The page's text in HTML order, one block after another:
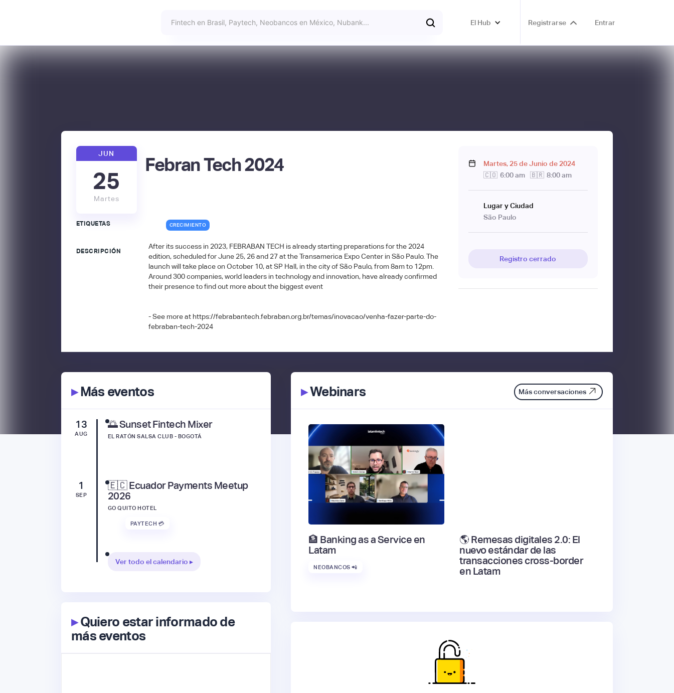
El Hub Registrarse Entrar
JUN
25
Martes
Febran Tech 2024
ETIQUETAS CRECIMIENTO
DESCRIPCIÓN
After its success in 2023, FEBRABAN TECH is already starting preparations for the 2024
edition, scheduled for June 25, 26 and 27 at the Transamerica Expo Center in São Paulo. The
launch will take place on October 10, at SP Hall, in the city of São Paulo, from 8am to 12pm.
Around 300 companies, world leaders in technology and innovation, have already confirmed
their presence to find out more about the biggest event
- See more at https://febrabantech.febraban.org.br/temas/inovacao/venha-fazer-parte-do-
febraban-tech-2024
Martes, 25 de Junio de 2024
🇨🇴 6:00 am 🇧🇷 8:00 am
Lugar y Ciudad
São Paulo
Registro cerrado
▸Más eventos
13
AUG
🌅 Sunset Fintech Mixer
EL RATÓN SALSA CLUB - BOGOTÁ
1
SEP
🇪🇨 Ecuador Payments Meetup
2026
GO QUITO HOTEL
PAYTECH 💳
Ver todo el calendario ▸
▸Quiero estar informado de
más eventos
▸Webinars Más conversaciones
🏦 Banking as a Service en
Latam
NEOBANCOS 📲
🌎 Remesas digitales 2.0: El
nuevo estándar de las
transacciones cross-border
en Latam